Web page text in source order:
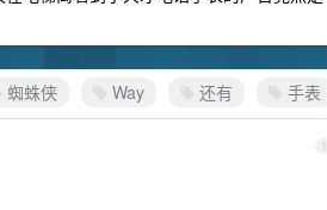
蜘蛛侠 Way 还有 手表
1